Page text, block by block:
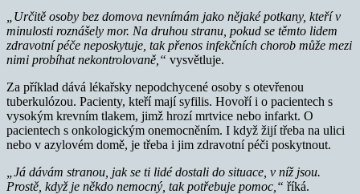
„Určitě osoby bez domova nevnímám jako nějaké potkany, kteří v
minulosti roznášely mor. Na druhou stranu, pokud se těmto lidem
zdravotní péče neposkytuje, tak přenos infekčních chorob může mezi
nimi probíhat nekontrolovaně,“ vysvětluje.
Za příklad dává lékařsky nepodchycené osoby s otevřenou
tuberkulózou. Pacienty, kteří mají syfilis. Hovoří i o pacientech s
vysokým krevním tlakem, jimž hrozí mrtvice nebo infarkt. O
pacientech s onkologickým onemocněním. I když žijí třeba na ulici
nebo v azylovém domě, je třeba i jim zdravotní péči poskytnout.
„Já dávám stranou, jak se ti lidé dostali do situace, v níž jsou.
Prostě, když je někdo nemocný, tak potřebuje pomoc,“ říká.